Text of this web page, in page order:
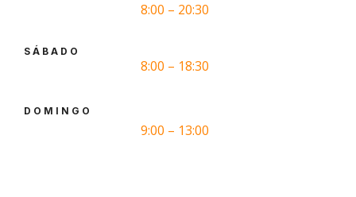
8:00 – 20:30
SÁBADO
8:00 – 18:30
DOMINGO
9:00 – 13:00